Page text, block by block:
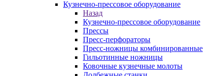
Кузнечно-прессовое оборудование
Назад
Кузнечно-прессовое оборудование
Прессы
Пресс-перфораторы
Пресс-ножницы комбинированные
Гильотинные ножницы
Ковочные кузнечные молоты